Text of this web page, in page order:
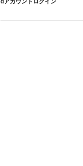
dアカウントログイン